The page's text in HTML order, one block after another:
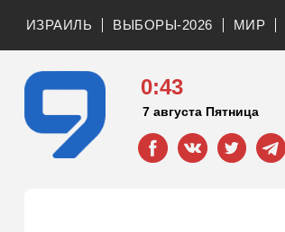
ИЗРАИЛЬ ВЫБОРЫ-2026 МИР
0:43
7 августа Пятница